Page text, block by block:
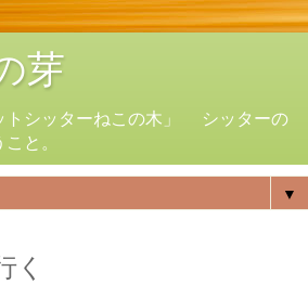
芽
トシッターねこの木」 シッターの
と。
▼
く